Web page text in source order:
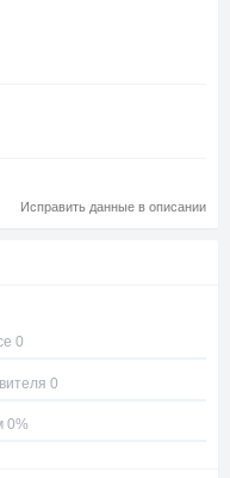
Исправить данные в описании
0
0
0%